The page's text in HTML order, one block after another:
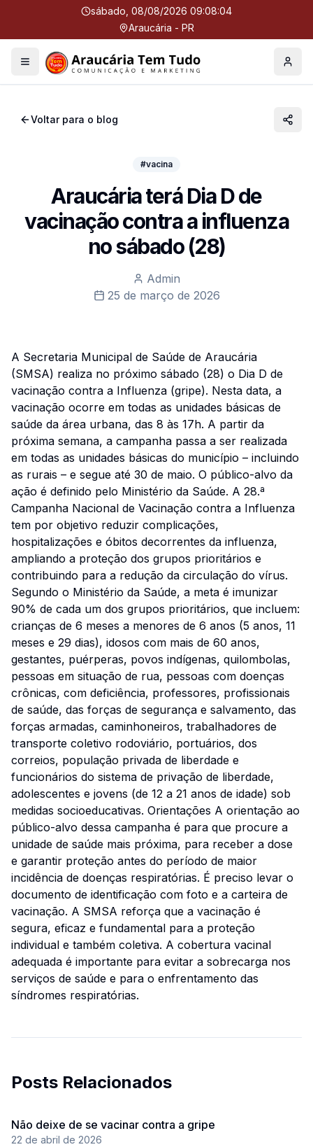
sábado, 08/08/2026 09:08:04
Araucária - PR
Menu Perfil
Voltar para o blog
#vacina
Araucária terá Dia D de
vacinação contra a influenza
no sábado (28)
Admin
25 de março de 2026
A Secretaria Municipal de Saúde de Araucária
(SMSA) realiza no próximo sábado (28) o Dia D de
vacinação contra a Influenza (gripe). Nesta data, a
vacinação ocorre em todas as unidades básicas de
saúde da área urbana, das 8 às 17h. A partir da
próxima semana, a campanha passa a ser realizada
em todas as unidades básicas do município – incluindo
as rurais – e segue até 30 de maio. O público-alvo da
ação é definido pelo Ministério da Saúde. A 28.ª
Campanha Nacional de Vacinação contra a Influenza
tem por objetivo reduzir complicações,
hospitalizações e óbitos decorrentes da influenza,
ampliando a proteção dos grupos prioritários e
contribuindo para a redução da circulação do vírus.
Segundo o Ministério da Saúde, a meta é imunizar
90% de cada um dos grupos prioritários, que incluem:
crianças de 6 meses a menores de 6 anos (5 anos, 11
meses e 29 dias), idosos com mais de 60 anos,
gestantes, puérperas, povos indígenas, quilombolas,
pessoas em situação de rua, pessoas com doenças
crônicas, com deficiência, professores, profissionais
de saúde, das forças de segurança e salvamento, das
forças armadas, caminhoneiros, trabalhadores de
transporte coletivo rodoviário, portuários, dos
correios, população privada de liberdade e
funcionários do sistema de privação de liberdade,
adolescentes e jovens (de 12 a 21 anos de idade) sob
medidas socioeducativas. Orientações A orientação ao
público-alvo dessa campanha é para que procure a
unidade de saúde mais próxima, para receber a dose
e garantir proteção antes do período de maior
incidência de doenças respiratórias. É preciso levar o
documento de identificação com foto e a carteira de
vacinação. A SMSA reforça que a vacinação é
segura, eficaz e fundamental para a proteção
individual e também coletiva. A cobertura vacinal
adequada é importante para evitar a sobrecarga nos
serviços de saúde e para o enfrentamento das
síndromes respiratórias.
Posts Relacionados
Não deixe de se vacinar contra a gripe
22 de abril de 2026